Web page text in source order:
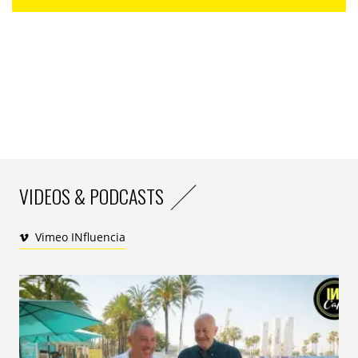
Un rendez-vous exceptionnel sur les Champs-Élysées
Parallèlement à cette campagne mondiale, Lego
investit la scène locale avec un événement inédit à
Paris. Le dimanche 21 septembre, les Champs-Élysées
seront exceptionnellement piétonnisés pour accueillir
VIDEOS & PODCASTS
Vimeo INfluencia